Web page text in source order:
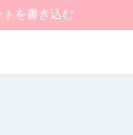
を書き込む